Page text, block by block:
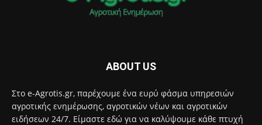
ABOUT US
Στο e-Agrotis.gr, παρέχουμε ένα ευρύ φάσμα υπηρεσιών
αγροτικής ενημέρωσης, αγροτικών νέων και αγροτικών
ειδήσεων 24/7. Είμαστε εδώ για να καλύψουμε κάθε πτυχή